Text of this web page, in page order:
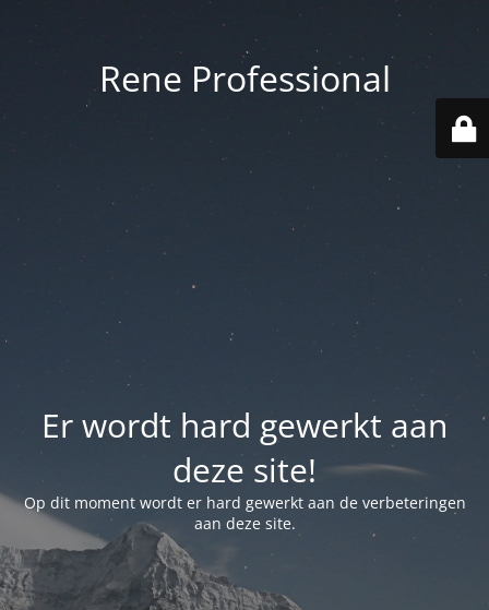
Rene Professional
Er wordt hard gewerkt aan
deze site!
Op dit moment wordt er hard gewerkt aan de verbeteringen
aan deze site.